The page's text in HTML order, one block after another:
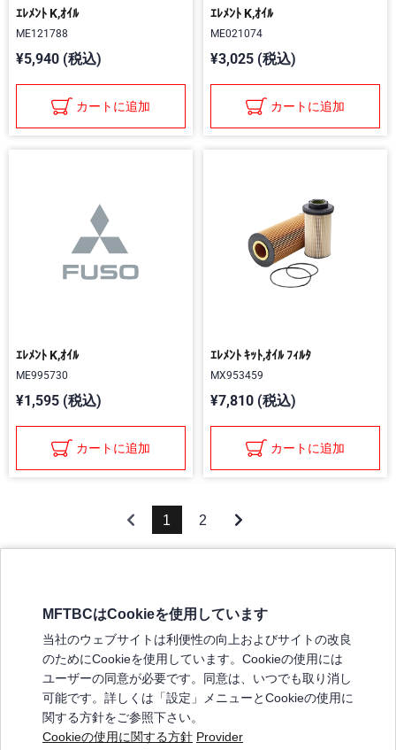
ｴﾚﾒﾝﾄ K,ｵｲﾙ
ME121788
¥5,940 (税込)
カートに追加
ｴﾚﾒﾝﾄ K,ｵｲﾙ
ME021074
¥3,025 (税込)
カートに追加
ｴﾚﾒﾝﾄ K,ｵｲﾙ
ME995730
¥1,595 (税込)
カートに追加
ｴﾚﾒﾝﾄ ｷｯﾄ,ｵｲﾙ ﾌｨﾙﾀ
MX953459
¥7,810 (税込)
カートに追加
1 2
弊社の製品について
販売店リスト
よくある質問 / お問い合わせ
特定商取引法に基づく表記
MFTBCはCookieを使用しています
当社のウェブサイトは利便性の向上およびサイトの改良
のためにCookieを使用しています。Cookieの使用には
ユーザーの同意が必要です。同意は、いつでも取り消し
可能です。詳しくは「設定」メニューとCookieの使用に
関する方針をご参照下さい。
Cookieの使用に関する方針 Provider